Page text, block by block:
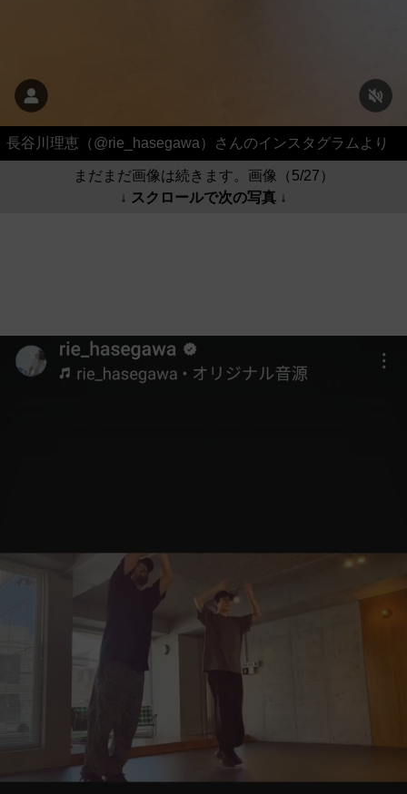
長谷川理恵（@rie_hasegawa）さんのインスタグラムより
まだまだ画像は続きます。画像（5/27）
↓ スクロールで次の写真 ↓